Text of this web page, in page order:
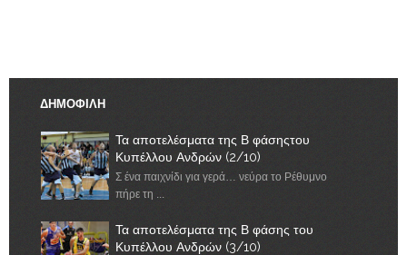
ΔΗΜΟΦΙΛΗ
Τα αποτελέσματα της Β φάσηςτου
Κυπέλλου Ανδρών (2/10)
Σ ένα παιχνίδι για γερά… νεύρα το Ρέθυμνο
πήρε τη ...
Τα αποτελέσματα της Β φάσης του
Κυπέλλου Ανδρών (3/10)